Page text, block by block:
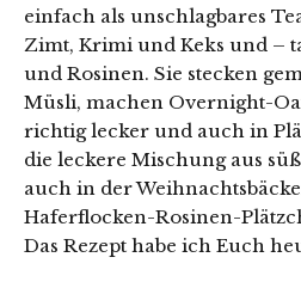
einfach als unschlagbares
Zimt, Krimi und Keks und –
und Rosinen. Sie stecken
Müsli, machen Overnight-
richtig lecker und auch in
die leckere Mischung aus
auch in der
Haferflocken-Rosinen-
Das Rezept habe ich Euch